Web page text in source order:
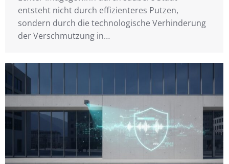
entsteht nicht durch effizienteres Putzen,
sondern durch die technologische Verhinderung
der Verschmutzung in…